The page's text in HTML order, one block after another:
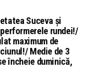
Suceva și
rundei!/
maximum de
Medie de 3
încheie duminică,